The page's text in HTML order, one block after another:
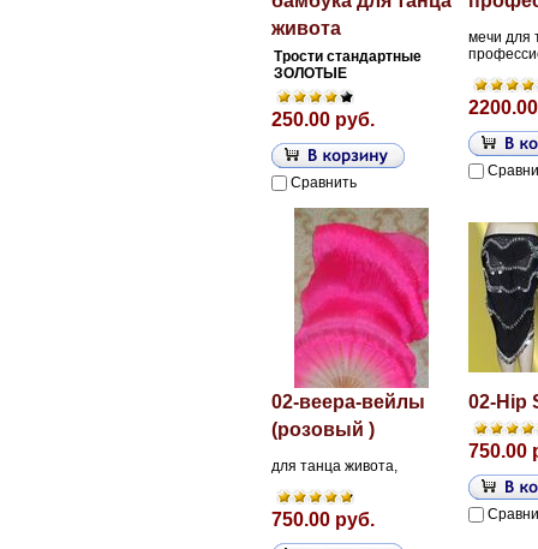
живота
Трости стандартные
ЗОЛОТЫЕ
250.00 руб.
Сравнить
мечи для
02-веера-вейлы
(розовый )
для танца живота,
750.00 руб.
02-Hip
750.00